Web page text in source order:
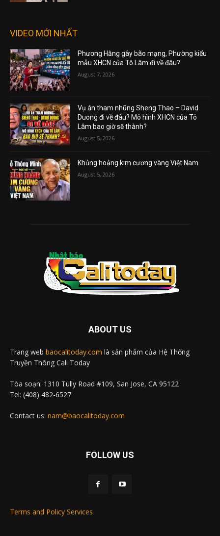
VIDEO MỚI NHẤT
Phương Hằng gây bão mạng, Phường kiểu
mẫu XHCN của Tô Lâm đi về đâu?
August 7, 2026
Vụ án tham nhũng Sheng Thao – David
Duong đi về đâu? Mô hình XHCN của Tô
Lâm bao giờ sẽ thành?
August 5, 2026
Khủng hoảng kim cương vàng Việt Nam
August 5, 2026
ABOUT US
Trang web baocalitoday.com là sản phẩm của Hệ Thống
Truyền Thông Cali Today
Tòa soạn: 1310 Tully Road #109, San Jose, CA 95122
Tel: (408) 482-6527
Contact us: nam@baocalitoday.com
FOLLOW US
Terms and Policy Services